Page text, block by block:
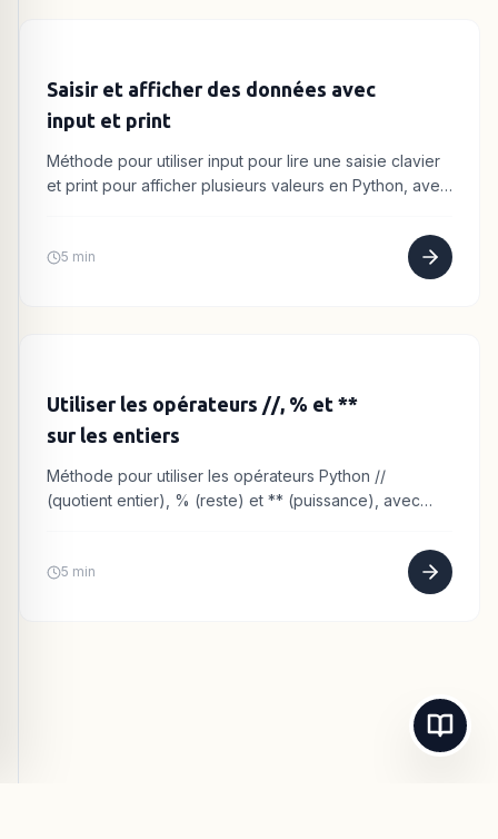
Saisir et afficher des données avec
input et print
Méthode pour utiliser input pour lire une saisie clavier
et print pour afficher plusieurs valeurs en Python, avec
5 min
Utiliser les opérateurs //, % et **
sur les entiers
Méthode pour utiliser les opérateurs Python //
(quotient entier), % (reste) et ** (puissance), avec
5 min